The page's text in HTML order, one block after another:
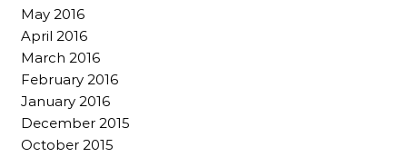
May 2016
April 2016
March 2016
February 2016
January 2016
December 2015
October 2015